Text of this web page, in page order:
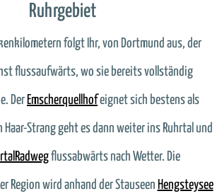
Ruhrgebiet
folgt Ihr, von Dortmund aus, der
flussaufwärts, wo sie bereits vollständig
Der Emscherquellhofeignet sich bestens als
Haar-Strang geht es dann weiter ins Ruhrtal und
flussabwärts nach Wetter. Die
Region wird anhand der Stauseen Hengsteysee